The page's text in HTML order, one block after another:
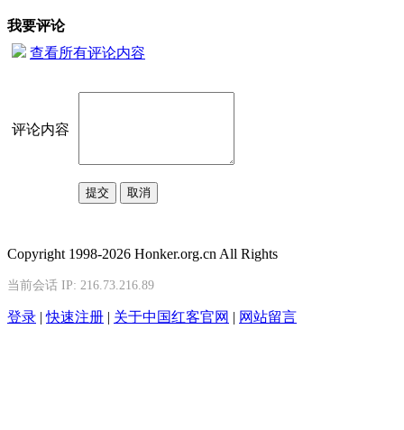
我要评论
查看所有评论内容
评论内容
Copyright 1998-2026 Honker.org.cn All Rights
当前会话 IP: 216.73.216.89
登录 |快速注册 | 关于中国红客官网 | 网站留言